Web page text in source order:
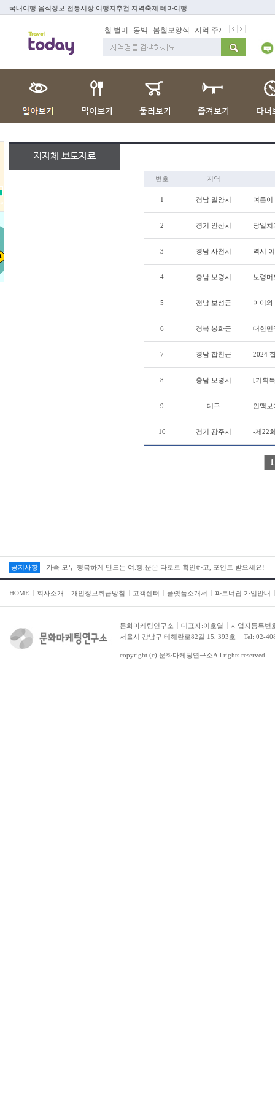
국내여행 음식정보 전통시장 여행지추천 지역축제 테마여행
봄철 별미 동백 봄철보양식 지역 주재기자 쇼 미 더 트래
지자체 보도자료
번호 지역
1 경남 밀양시 여름
2 경기 안산시 당일
3 경남 사천시 역시
4 충남 보령시 보령
5 전남 보성군 아이와
6 경북 봉화군 대한민
7 경남 합천군 2024
8 충남 보령시 [기획
9 대구 인맥
10 경기 광주시 -제22
1
공지사항
가족 모두 행복하게 만드는 여.행.운은 타로로 확인하고, 포인트 받으세요!
HOME 회사소개 개인정보취급방침 고객센터 플랫폼소개서 파트너쉽 가입안내
문화마케팅연구소 대표자:이호열
사업자등록번
서울시 강남구 테헤란로82길 15, 393호
Tel: 02-
copyright (c) 문화마케팅연구소All rights reserved.